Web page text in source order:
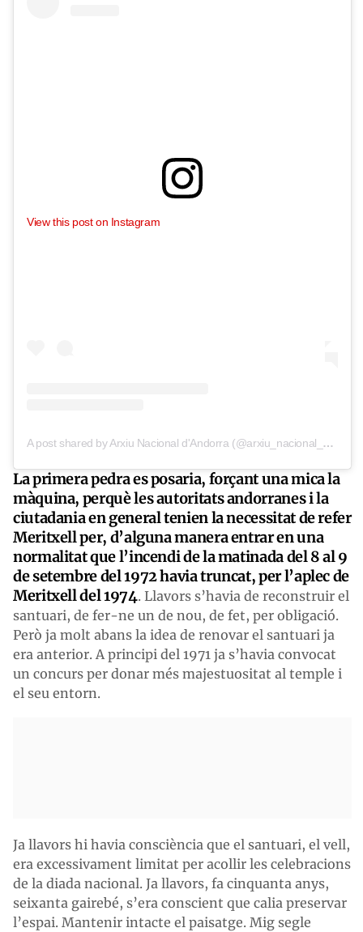
View this post on Instagram
A post shared by Arxiu Nacional d'Andorra (@arxiu_nacional_andorra)
La primera pedra es posaria, forçant una mica la
màquina, perquè les autoritats andorranes i la
ciutadania en general tenien la necessitat de refer
Meritxell per, d’alguna manera entrar en una
normalitat que l’incendi de la matinada del 8 al 9
de setembre del 1972 havia truncat, per l’aplec de
Meritxell del 1974. Llavors s’havia de reconstruir el
santuari, de fer-ne un de nou, de fet, per obligació.
Però ja molt abans la idea de renovar el santuari ja
era anterior. A principi del 1971 ja s’havia convocat
un concurs per donar més majestuositat al temple i
el seu entorn.
Ja llavors hi havia consciència que el santuari, el vell,
era excessivament limitat per acollir les celebracions
de la diada nacional. Ja llavors, fa cinquanta anys,
seixanta gairebé, s’era conscient que calia preservar
l’espai. Mantenir intacte el paisatge. Mig segle